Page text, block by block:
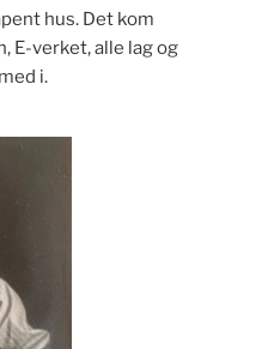
hus. Det kom
E-verket, alle lag og
i.